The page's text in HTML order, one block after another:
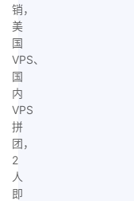
销，
美
国
VPS、
国
内
VPS
拼
团，
2
人
即